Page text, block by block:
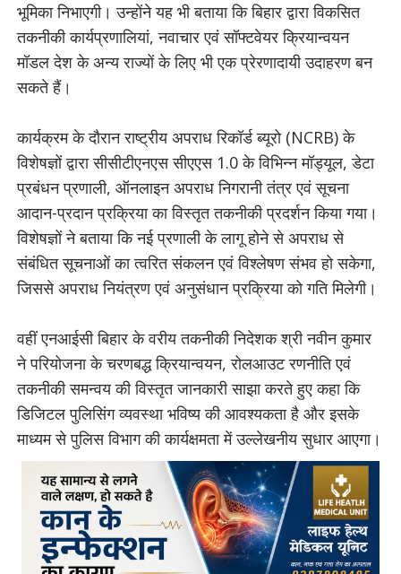
भूमिका निभाएगी। उन्होंने यह भी बताया कि बिहार द्वारा विकसित
तकनीकी कार्यप्रणालियां, नवाचार एवं सॉफ्टवेयर क्रियान्वयन
मॉडल देश के अन्य राज्यों के लिए भी एक प्रेरणादायी उदाहरण बन
सकते हैं।
कार्यक्रम के दौरान राष्ट्रीय अपराध रिकॉर्ड ब्यूरो (NCRB) के
विशेषज्ञों द्वारा सीसीटीएनएस सीएएस 1.0 के विभिन्न मॉड्यूल, डेटा
प्रबंधन प्रणाली, ऑनलाइन अपराध निगरानी तंत्र एवं सूचना
आदान-प्रदान प्रक्रिया का विस्तृत तकनीकी प्रदर्शन किया गया।
विशेषज्ञों ने बताया कि नई प्रणाली के लागू होने से अपराध से
संबंधित सूचनाओं का त्वरित संकलन एवं विश्लेषण संभव हो सकेगा,
जिससे अपराध नियंत्रण एवं अनुसंधान प्रक्रिया को गति मिलेगी।
वहीं एनआईसी बिहार के वरीय तकनीकी निदेशक श्री नवीन कुमार
ने परियोजना के चरणबद्ध क्रियान्वयन, रोलआउट रणनीति एवं
तकनीकी समन्वय की विस्तृत जानकारी साझा करते हुए कहा कि
डिजिटल पुलिसिंग व्यवस्था भविष्य की आवश्यकता है और इसके
माध्यम से पुलिस विभाग की कार्यक्षमता में उल्लेखनीय सुधार आएगा।